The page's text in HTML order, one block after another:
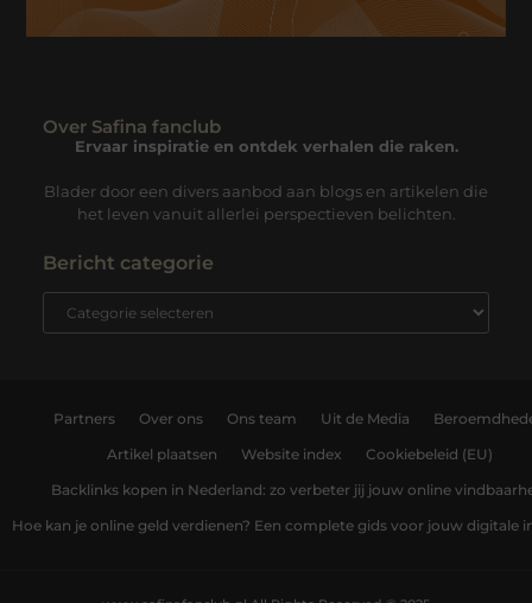
Over Safina fanclub
Ervaar inspiratie en ontdek verhalen die raken.
Blader door een divers aanbod aan blogs en artikelen die
het leven vanuit allerlei perspectieven belichten.
Bericht categorie
Partners Over ons Ons team Uit de Media
Artikel plaatsen Website index Cookiebeleid (EU)
Backlinks kopen in Nederland: zo verbeter jij jouw online
Hoe kan je online geld verdienen? Een complete gids voor jouw digitale